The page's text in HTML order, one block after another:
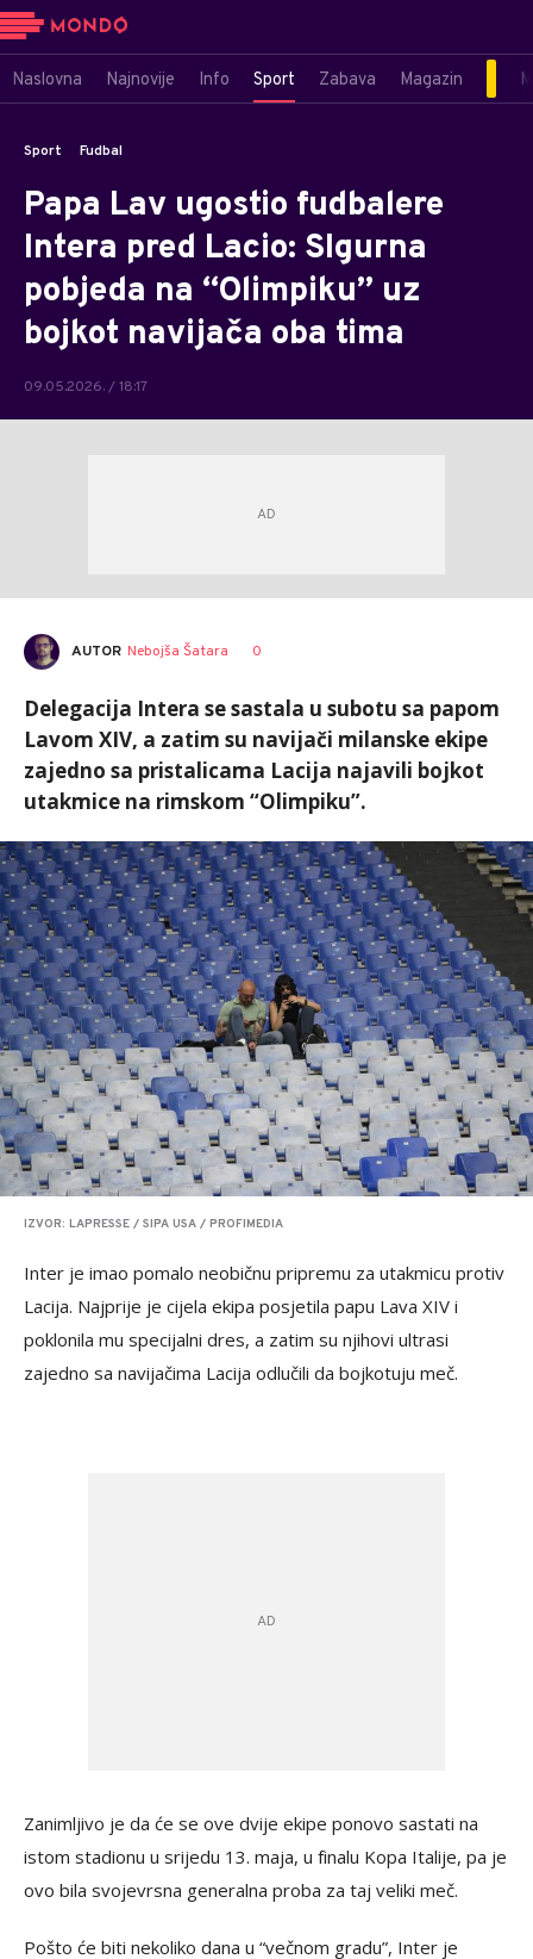
Naslovna Najnovije Info Sport Zabava Magazin
Sport Fudbal
Papa Lav ugostio fudbalere
Intera pred Lacio: SIgurna
pobjeda na “Olimpiku” uz
bojkot navijača oba tima
09.05.2026. / 18:17
AUTOR Nebojša Šatara 0
Delegacija Intera se sastala u subotu sa papom
Lavom XIV, a zatim su navijači milanske ekipe
zajedno sa pristalicama Lacija najavili bojkot
utakmice na rimskom “Olimpiku”.
IZVOR: LAPRESSE / SIPA USA / PROFIMEDIA
Inter je imao pomalo neobičnu pripremu za utakmicu protiv
Lacija. Najprije je cijela ekipa posjetila papu Lava XIV i
poklonila mu specijalni dres, a zatim su njihovi ultrasi
zajedno sa navijačima Lacija odlučili da bojkotuju meč.
Zanimljivo je da će se ove dvije ekipe ponovo sastati na
istom stadionu u srijedu 13. maja, u finalu Kopa Italije, pa je
ovo bila svojevrsna generalna proba za taj veliki meč.
Pošto će biti nekoliko dana u “večnom gradu”, Inter je